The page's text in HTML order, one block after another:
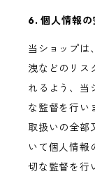
6. 個人情報の
当ショップは
洩などのリス
れるよう、当
な監督を行い
取扱いの全部
いて個人情報
切な監督を行